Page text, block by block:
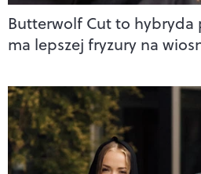
Butterwolf Cut to hybryda
ma lepszej fryzury na